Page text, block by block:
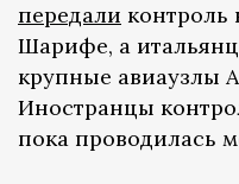
передали контроль
Шарифе, а
крупные авиаузлы
Иностранцы
пока проводилась